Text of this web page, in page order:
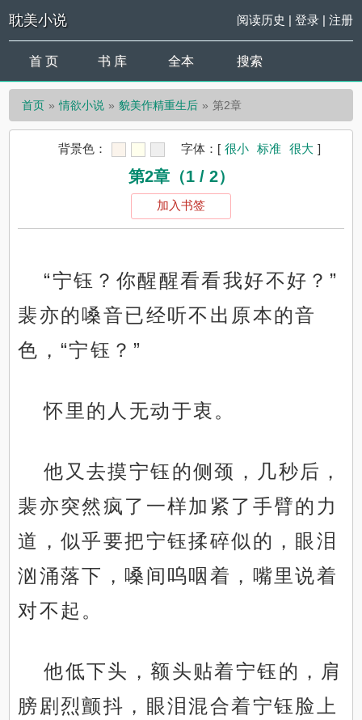
耽美小说 阅读历史 | 登录| 注册
首 页 书 库 全本 搜索
首页 情欲小说 貌美作精重生后 第2章
背景色： 字体： [ 很小 标准 很大 ]
第2章（1 / 2）
加入书签
“宁钰？你醒醒看看我好不好？”
裴亦的嗓音已经听不出原本的音
色，“宁钰？”
怀里的人无动于衷。
他又去摸宁钰的侧颈，几秒后，
裴亦突然疯了一样加紧了手臂的力
道，似乎要把宁钰揉碎似的，眼泪
汹涌落下，嗓间呜咽着，嘴里说着
对不起。
他低下头，额头贴着宁钰的，肩
膀剧烈颤抖，眼泪混合着宁钰脸上